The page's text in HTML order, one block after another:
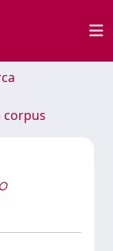
corpus